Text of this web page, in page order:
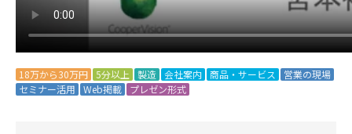
18万から30万円 5分以上 製造 会社案内 商品・サービス
営業の現場
セミナー活用
Web掲載 プレゼン形式